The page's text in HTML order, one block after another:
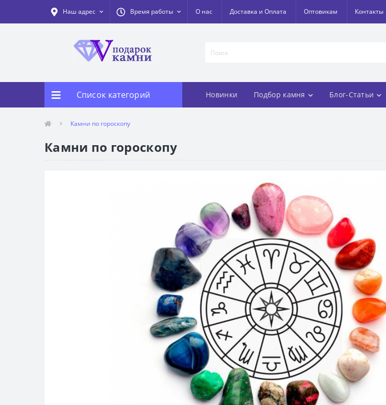
Наш адрес Время работы О нас Доставка и Оплата Оптовикам Контакты
Список категорий Новинки Подбор камня Блог-Статьи
Камни по гороскопу
Камни по гороскопу